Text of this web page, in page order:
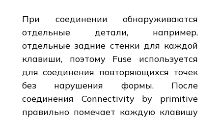
При соединении обнаруживаются
отдельные детали, например,
отдельные задние стенки для каждой
клавиши, поэтому Fuse используется
для соединения повторяющихся точек
без нарушения формы. После
соединения Connectivity by primitive
правильно помечает каждую клавишу